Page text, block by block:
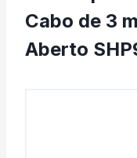
Cabo de 3
Aberto